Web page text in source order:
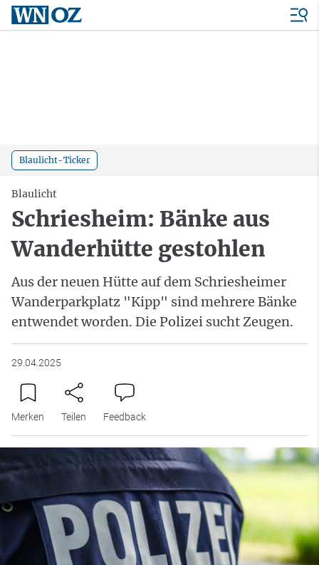
Blaulicht-Ticker
Blaulicht
Schriesheim: Bänke aus
Wanderhütte gestohlen
Aus der neuen Hütte auf dem Schriesheimer
Wanderparkplatz "Kipp" sind mehrere Bänke
entwendet worden. Die Polizei sucht Zeugen.
29.04.2025
Merken Teilen Feedback